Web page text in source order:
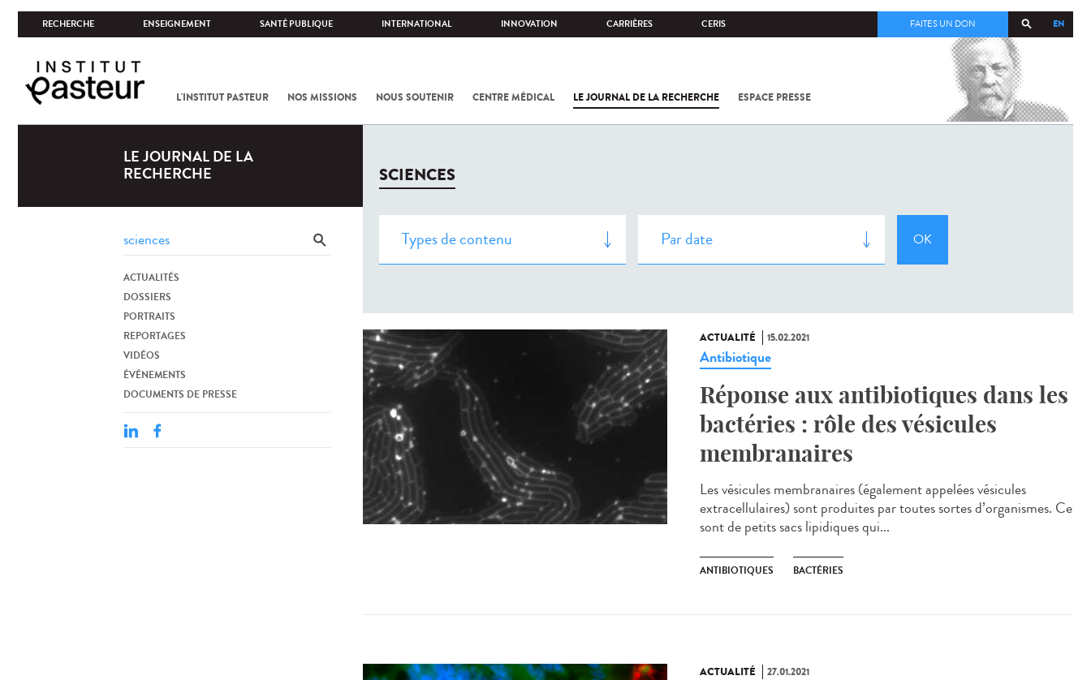
RECHERCHE ENSEIGNEMENT SANTÉ PUBLIQUE INTERNATIONAL INNOVATION CARRIÈRES CERIS EN
FAITES UN DON
L'INSTITUT PASTEUR NOS MISSIONS NOUS SOUTENIR CENTRE MÉDICAL LE JOURNAL DE LA RECHERCHE ESPACE PRESSE
COV-2 /
LE JOURNAL DE LA
RECHERCHE
ACTUALITÉS
DOSSIERS
PORTRAITS
REPORTAGES
VIDÉOS
ÉVÉNEMENTS
DOCUMENTS DE PRESSE
SCIENCES
ACTUALITÉ 15.02.2021
Antibiotique
Réponse aux antibiotiques dans les
bactéries : rôle des vésicules
membranaires
Les vésicules membranaires (également appelées vésicules
extracellulaires) sont produites par toutes sortes d’organismes. Ce
sont de petits sacs lipidiques qui...
ANTIBIOTIQUES BACTÉRIES
ACTUALITÉ 27.01.2021